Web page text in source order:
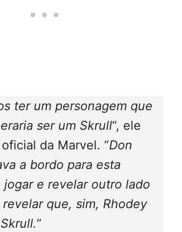
ter um personagem que
ser um Skrull“, ele
da Marvel. “Don
a bordo para esta
e revelar outro lado
que, sim, Rhodey
”